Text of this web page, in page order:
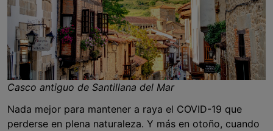
Casco antiguo de Santillana del Mar
Nada mejor para mantener a raya el COVID-19 que
perderse en plena naturaleza. Y más en otoño, cuando